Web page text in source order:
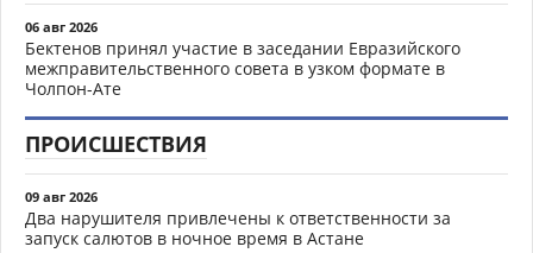
06 авг 2026
Бектенов принял участие в заседании Евразийского
межправительственного совета в узком формате в
Чолпон-Ате
ПРОИСШЕСТВИЯ
09 авг 2026
Два нарушителя привлечены к ответственности за
запуск салютов в ночное время в Астане